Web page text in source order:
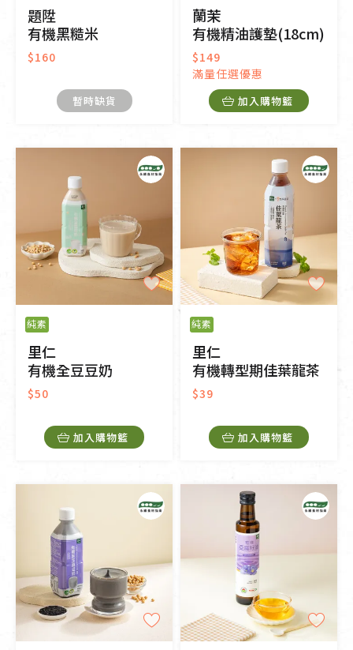
題陞
有機黑糙米
$160
暫時缺貨
蘭茉
有機精油護墊(18cm)
$149
滿量任選優惠
加入購物籃
純素
里仁
有機全豆豆奶
$50
加入購物籃
純素
里仁
有機轉型期佳葉龍茶
$39
加入購物籃